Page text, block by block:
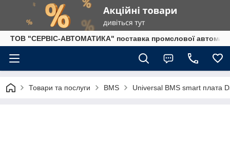
ТОВ "СЕРВІС-АВТОМАТИКА" поставка промслової
Товари та послуги BMS Universal BMS smart плата